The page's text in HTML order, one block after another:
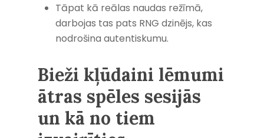
Tāpat kā reālas naudas režīmā,
darbojas tas pats RNG dzinējs, kas
nodrošina autentiskumu.
Bieži kļūdaini lēmumi
ātras spēles sesijās
un kā no tiem